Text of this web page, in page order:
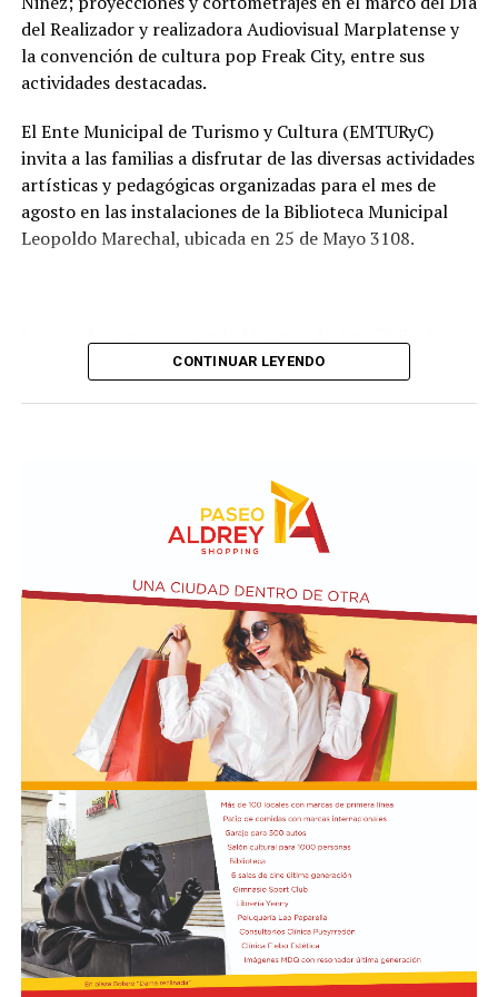
recorrido administrativo con la intervención de la
Comisión de Estudio de Ofertas y Adjudicación, que
tendrá a su cargo la evaluación de las propuestas
obra.
del Realizador y realizadora Audiovisual Marplatense y
la convención de cultura pop Freak City, entre sus
actividades destacadas.
El Ente Municipal de Turismo y Cultura (EMTURyC)
invita a las familias a disfrutar de las diversas actividades
artísticas y pedagógicas organizadas para el mes de
agosto en las instalaciones de la Biblioteca Municipal
Leopoldo Marechal, ubicada en 25 de Mayo 3108.
Culturales”, a cargo del grupo Cul Mardel, que se podrá
visitar del 3 al 14 de agosto de manera gratuita.
10 a 12 en la Biblioteca de Autores Marplatenses,
ubicada en el primer piso del edificio.
En relación al Ciclo Mes de la Niñez, este viernes 7 de
agosto a las 17:30 se presentarán “Los cuentos de
Charo” y la narración de poesías populares infantiles a
cargo de María del Rosario Gerez Martínez.
En tanto, el viernes 21 a las 17:30 se desarrollará “El
Cerebro Mágico: construyendo preguntas, respuestas y
circuitos”, a cargo de María Paula Algote. Se trata de un
taller práctico de arte, ciencia y tecnología en el que al
finalizar cada participante se lleva su propia creación
terminada. Es una actividad arancelada (incluye
materiales) destinada a niños a partir de los 6 años.
Los participantes menores de 8 años deberán asistir
acompañados por una persona adulta (menores
CONTINUAR LEYENDO